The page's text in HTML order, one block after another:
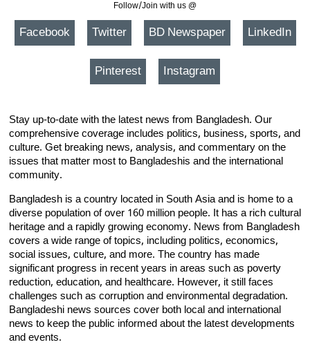
Follow/Join with us @
Facebook Twitter BD Newspaper LinkedIn
Pinterest Instagram
Stay up-to-date with the latest news from Bangladesh. Our
comprehensive coverage includes politics, business, sports, and
culture. Get breaking news, analysis, and commentary on the
issues that matter most to Bangladeshis and the international
community.
Bangladesh is a country located in South Asia and is home to a
diverse population of over 160 million people. It has a rich cultural
heritage and a rapidly growing economy. News from Bangladesh
covers a wide range of topics, including politics, economics,
social issues, culture, and more. The country has made
significant progress in recent years in areas such as poverty
reduction, education, and healthcare. However, it still faces
challenges such as corruption and environmental degradation.
Bangladeshi news sources cover both local and international
news to keep the public informed about the latest developments
and events.